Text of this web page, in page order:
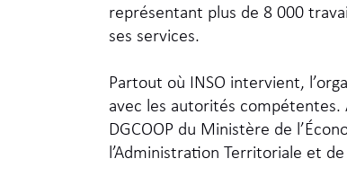
représentant plus de 8 000
ses services.
Partout où INSO intervient,
avec les autorités compétentes.
DGCOOP du Ministère de
l’Administration Territoriale et